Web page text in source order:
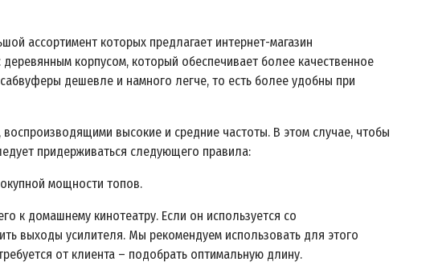
ассортимент которых предлагает интернет-магазин
корпусом, который обеспечивает более качественное
дешевле и намного легче, то есть более удобны при
высокие и средние частоты. В этом случае, чтобы
придерживаться следующего правила:
мощности топов.
к домашнему кинотеатру. Если он используется со
выходы усилителя. Мы рекомендуем использовать для этого
от клиента – подобрать оптимальную длину.